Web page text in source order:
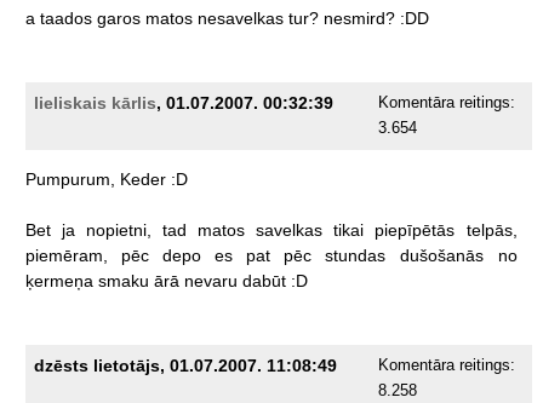
a taados garos matos nesavelkas tur? nesmird? :DD
lieliskais kārlis, 01.07.2007. 00:32:39
Komentāra reitings:
3.654
Pumpurum, Keder :D
Bet ja nopietni, tad matos savelkas tikai piepīpētās
telpās,
piemēram,
pēc depo es pat pēc stundas dušošanās
no
ķermeņa smaku ārā nevaru dabūt :D
dzēsts lietotājs, 01.07.2007. 11:08:49
Komentāra reitings:
8.258